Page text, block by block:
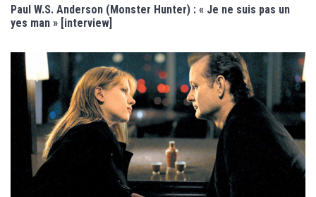
Paul W.S. Anderson (Monster Hunter) : « Je ne suis pas un
yes man » [interview]